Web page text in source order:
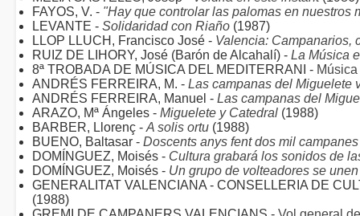
FAYOS, V. - "Hay que controlar las palomas en nuestros
LEVANTE - Solidaridad con Riaño (1987)
LLOP LLUCH, Francisco José - Valencia: Campanarios,
RUIZ DE LIHORY, José (Barón de Alcahalí) - La Música
8ª TROBADA DE MÚSICA DEL MEDITERRANI -
ANDRÉS FERREIRA, M. - Las campanas del Miguelete
ANDRÉS FERREIRA, Manuel - Las campanas del
ARAZO, Mª Ángeles - Miguelete y Catedral (1988)
BARBER, Llorenç - A solis ortu (1988)
BUENO, Baltasar - Doscents anys fent dos mil campanes
DOMÍNGUEZ, Moisés - Cultura grabará los sonidos de
DOMÍNGUEZ, Moisés - Un grupo de volteadores se
GENERALITAT VALENCIANA - CONSELLERIA DE
(1988)